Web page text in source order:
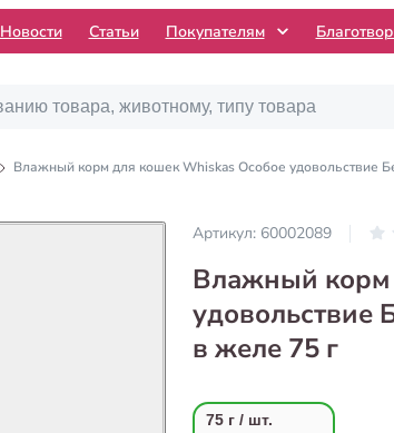
Новости Статьи Покупателям
Влажный корм для кошек Whiskas Особое удовольствие
Артикул: 60002089
Влажный корм
удовольствие
в желе 75 г
75 г / шт.